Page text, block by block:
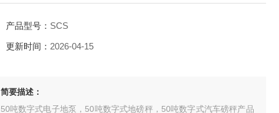
产品型号： SCS
更新时间： 2026-04-15
简要描述：
50吨数字式电子地泵，50吨数字式地磅秤，50吨数字式汽车磅秤产品